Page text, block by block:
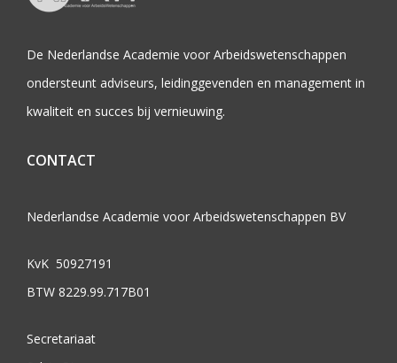
De Nederlandse Academie voor Arbeidswetenschappen
ondersteunt adviseurs, leidinggevenden en management in
kwaliteit en succes bij vernieuwing.
CONTACT
Nederlandse Academie voor Arbeidswetenschappen BV
KvK 50927191
BTW 8229.99.717B01
Secretariaat